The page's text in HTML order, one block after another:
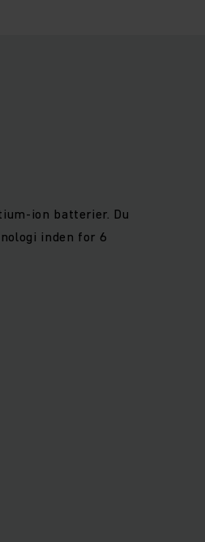
ion batterier. Du
inden for 6